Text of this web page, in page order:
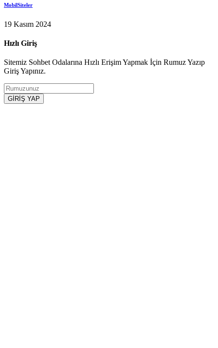
MobilSiteler
19 Kasım 2024
Hızlı Giriş
Sitemiz Sohbet Odalarına Hızlı Erişim Yapmak İçin Rumuz Yazıp
Giriş Yapınız.
GİRİŞ YAP